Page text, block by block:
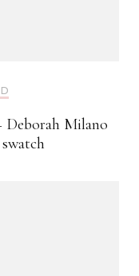
Deborah Milano